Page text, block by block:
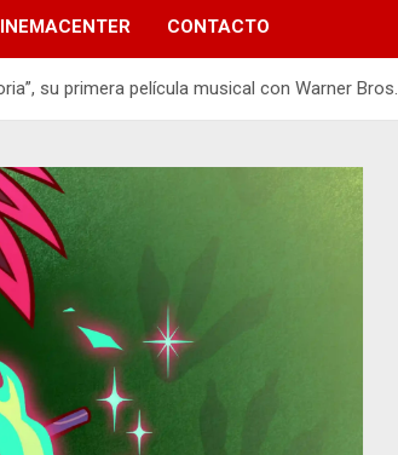
CONTACTO
su primera película musical con Warner Bros.